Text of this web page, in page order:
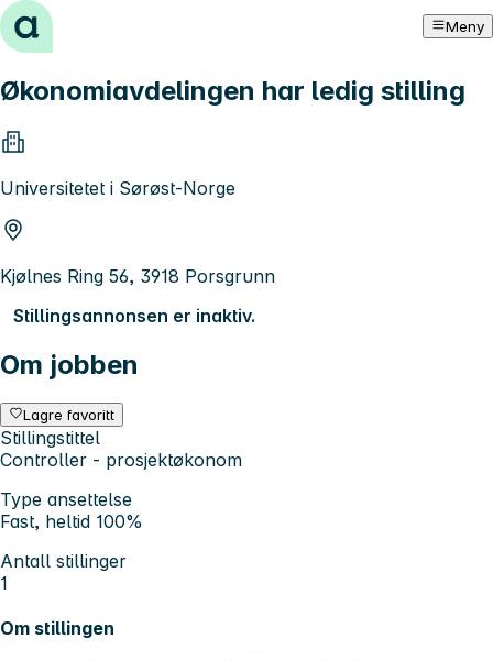
Hopp til innhold Meny
Økonomiavdelingen har ledig stilling
Universitetet i Sørøst-Norge
Kjølnes Ring 56, 3918 Porsgrunn
Stillingsannonsen er inaktiv.
Om jobben
Lagre favoritt
Stillingstittel
Controller - prosjektøkonom
Type ansettelse
Fast, heltid 100%
Antall stillinger
1
Om stillingen